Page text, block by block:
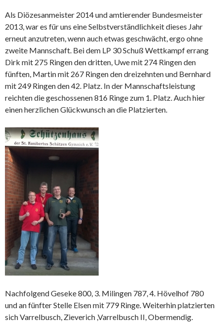
Als Diözesanmeister 2014 und amtierender Bundesmeister
2013, war es für uns eine Selbstverständlichkeit dieses Jahr
erneut anzutreten, wenn auch etwas geschwächt, ergo ohne
zweite Mannschaft. Bei dem LP 30 Schuß Wettkampf errang
Dirk mit 275 Ringen den dritten, Uwe mit 274 Ringen den
fünften, Martin mit 267 Ringen den dreizehnten und Bernhard
mit 249 Ringen den 42. Platz. In der Mannschaftsleistung
reichten die geschossenen 816 Ringe zum 1. Platz. Auch hier
einen herzlichen Glückwunsch an die Platzierten.
Nachfolgend Geseke 800, 3. Milingen 787, 4. Hövelhof 780
und an fünfter Stelle Elsen mit 779 Ringe. Weiterhin platzierten
sich Varrelbusch, Zieverich ,Varrelbusch II, Obermendig.